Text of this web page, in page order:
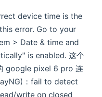
device time is the
error. Go to your
> Date & time and
is enabled. 这个
google pixel 6 pro 连
：fail to detect
write on closed